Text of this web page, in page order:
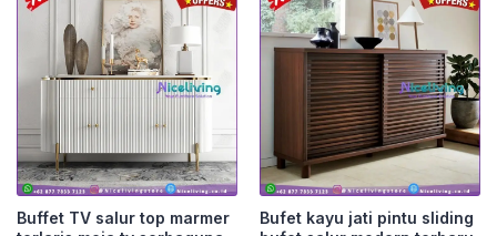
Buffet TV salur top marmer
Bufet kayu jati pintu sliding